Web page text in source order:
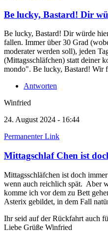
Be lucky, Bastard! Dir
Be lucky, Bastard! Dir würde
fallen. Immer über 30 Grad
moderater werden soll), jeden
(Mittagsschläfchen) statt deiner
mondo". Be lucky, Bastard! Wir
Antworten
Winfried
24. August 2024 - 16:44
Permanenter Link
Mittagschlaf Chen ist
Mittagsschläfchen ist doch
wenn auch reichlich spät. Aber
komme ich vor dem zu Bett
Asterix gebildet, in dem Fall
Ihr seid auf der Rückfahrt auch
Liebe Grüße Winfried